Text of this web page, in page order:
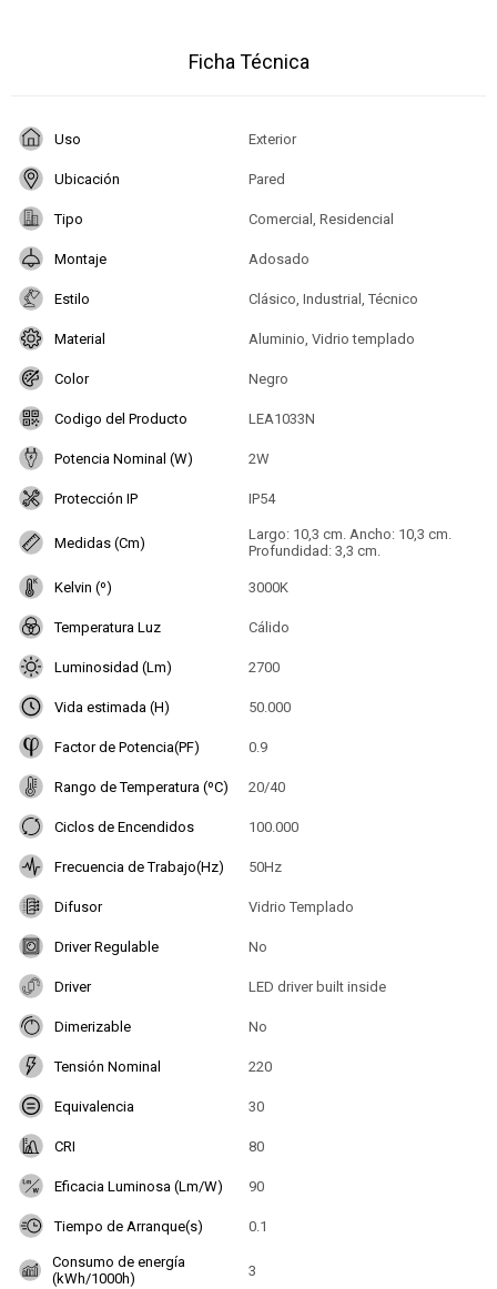
Ficha Técnica
Uso Exterior
Ubicación Pared
Tipo Comercial, Residencial
Montaje Adosado
Estilo Clásico, Industrial, Técnico
Material Aluminio, Vidrio templado
Color Negro
Codigo del Producto LEA1033N
Potencia Nominal (W) 2W
Protección IP IP54
Medidas (Cm)
Largo: 10,3 cm. Ancho: 10,3 cm.
Profundidad: 3,3 cm.
Kelvin (º) 3000K
Temperatura Luz Cálido
Luminosidad (Lm) 2700
Vida estimada (H) 50.000
Factor de Potencia(PF) 0.9
Rango de Temperatura (ºC) 20/40
Ciclos de Encendidos 100.000
Frecuencia de Trabajo(Hz) 50Hz
Difusor Vidrio Templado
Driver Regulable No
Driver LED driver built inside
Dimerizable No
Tensión Nominal 220
Equivalencia 30
CRI 80
Eficacia Luminosa (Lm/W) 90
Tiempo de Arranque(s) 0.1
Consumo de energía
(kWh/1000h)
3